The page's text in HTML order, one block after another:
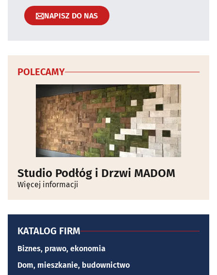
NAPISZ DO NAS
POLECAMY
Studio Podłóg i Drzwi MADOM
Więcej informacji
KATALOG FIRM
Biznes, prawo, ekonomia
Dom, mieszkanie, budownictwo